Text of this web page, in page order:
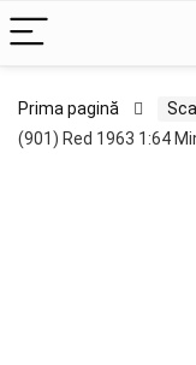
Prima pagină
(901) Red 1963 1:64